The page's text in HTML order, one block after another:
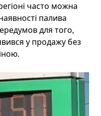
часто можна
палива
для того,
у продажу без